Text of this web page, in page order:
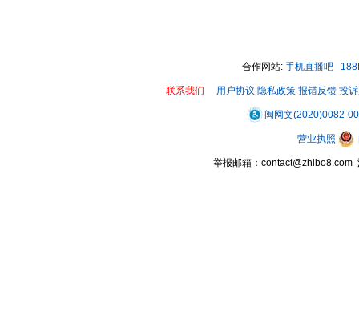
合作网站: 手机直播吧
联系我们 用户协议 隐私政策 报错反馈 投
闽网文(2020)0082-
营业执照
举报邮箱：